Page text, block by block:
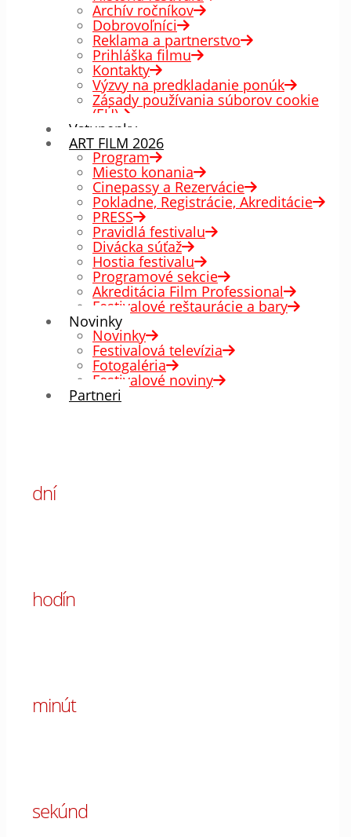
Archív ročníkov
Dobrovoľníci
Reklama a partnerstvo
Prihláška filmu
Kontakty
Výzvy na predkladanie ponúk
Zásady používania súborov cookie
(EÚ)
Vstupenky
ART FILM 2026
Program
Miesto konania
Cinepassy a Rezervácie
Pokladne, Registrácie, Akreditácie
PRESS
Pravidlá festivalu
Divácka súťaž
Hostia festivalu
Programové sekcie
Akreditácia Film Professional
Festivalové reštaurácie a bary
Novinky
Novinky
Festivalová televízia
Fotogaléria
Festivalové noviny
Partneri
dní
hodín
minút
sekúnd